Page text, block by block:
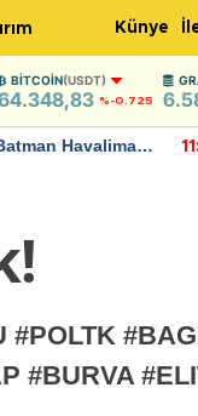
Künye
BITCOIN(USDT)
%-0.725
Havalimanı
#POLTK
#BURVA